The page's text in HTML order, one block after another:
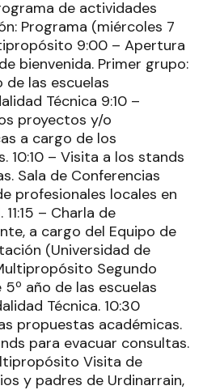
de actividades
Programa (miércoles 7
9:00 – Apertura
bienvenida. Primer grupo:
las escuelas
Técnica 9:10 –
proyectos y/o
a cargo de los
10:10 – Visita a los stands
Sala de Conferencias
profesionales locales en
– Charla de
a cargo del Equipo de
(Universidad de
Segundo
año de las escuelas
Técnica. 10:30
propuestas académicas.
para evacuar consultas.
Visita de
y padres de Urdinarrain,